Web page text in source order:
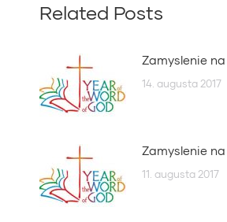
Related Posts
Zamyslenie
14. augusta 2017
Zamyslenie
11. augusta 2017